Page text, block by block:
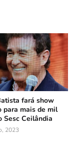
fará show
para mais de mil
Sesc Ceilândia
2023